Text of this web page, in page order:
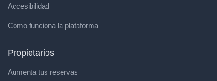
Accesibilidad
Cómo funciona la plataforma
Propietarios
Aumenta tus reservas